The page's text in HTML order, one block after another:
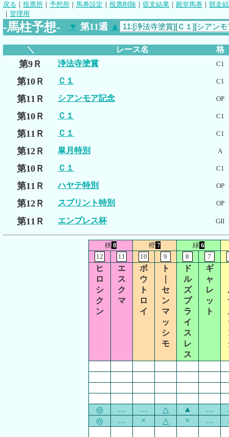
戻る ｜ 投票所 ｜ 予想所 ｜ 馬券設定 ｜ 投票削除 ｜ 収支結果 ｜ 殿堂馬券 ｜ 競走
｜ 管理用
-馬柱予想- ▼ 第11週 ▲
＼ レース名 格
第9Ｒ 浄法寺塗賞 C1
第10Ｒ Ｃ１ C1
第11Ｒ シアンモア記念 OP
第10Ｒ Ｃ１ C1
第11Ｒ Ｃ１ C1
第12Ｒ 皐月特別 A
第10Ｒ Ｃ１ C1
第11Ｒ ハヤテ特別 OP
第12Ｒ スプリント特別 OP
第11Ｒ エンプレス杯 GII
桃8 橙 7 緑6
12
11 10 9 8 7
ヒ
ロ
シ
ク
ン
エ
ス
ク
マ
ボ
ウ
ト
ロ
イ
ト
セ
ン
マ
ッ
シ
モ
ド
ル
ズ
プ
ラ
イ
ス
レ
ス
ギ
ャ
レ
ッ
ト
◎ … … △ ▲ …
◎
… × △ × …